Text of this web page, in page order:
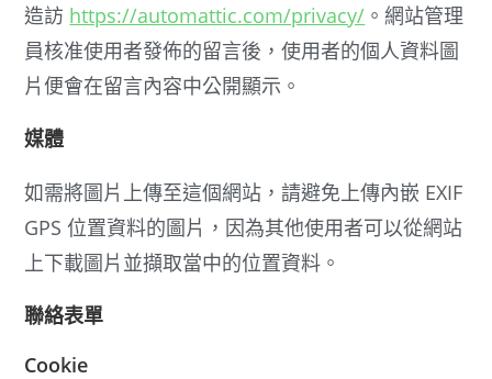
造訪 https://automattic.com/privacy/ 。網站管理
員核准使用者發佈的留言後，使用者的個人資料圖
片便會在留言內容中公開顯示。
媒體
如需將圖片上傳至這個網站，請避免上傳內嵌 EXIF
GPS 位置資料的圖片，因為其他使用者可以從網站
上下載圖片並擷取當中的位置資料。
聯絡表單
Cookie